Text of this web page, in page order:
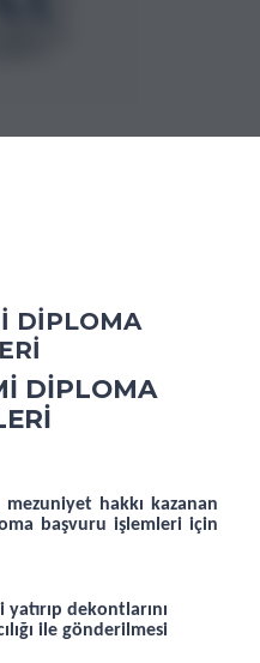
DİPLOMA
DİPLOMA
hakkı kazanan
başvuru işlemleri için
dekontlarını
ile gönderilmesi